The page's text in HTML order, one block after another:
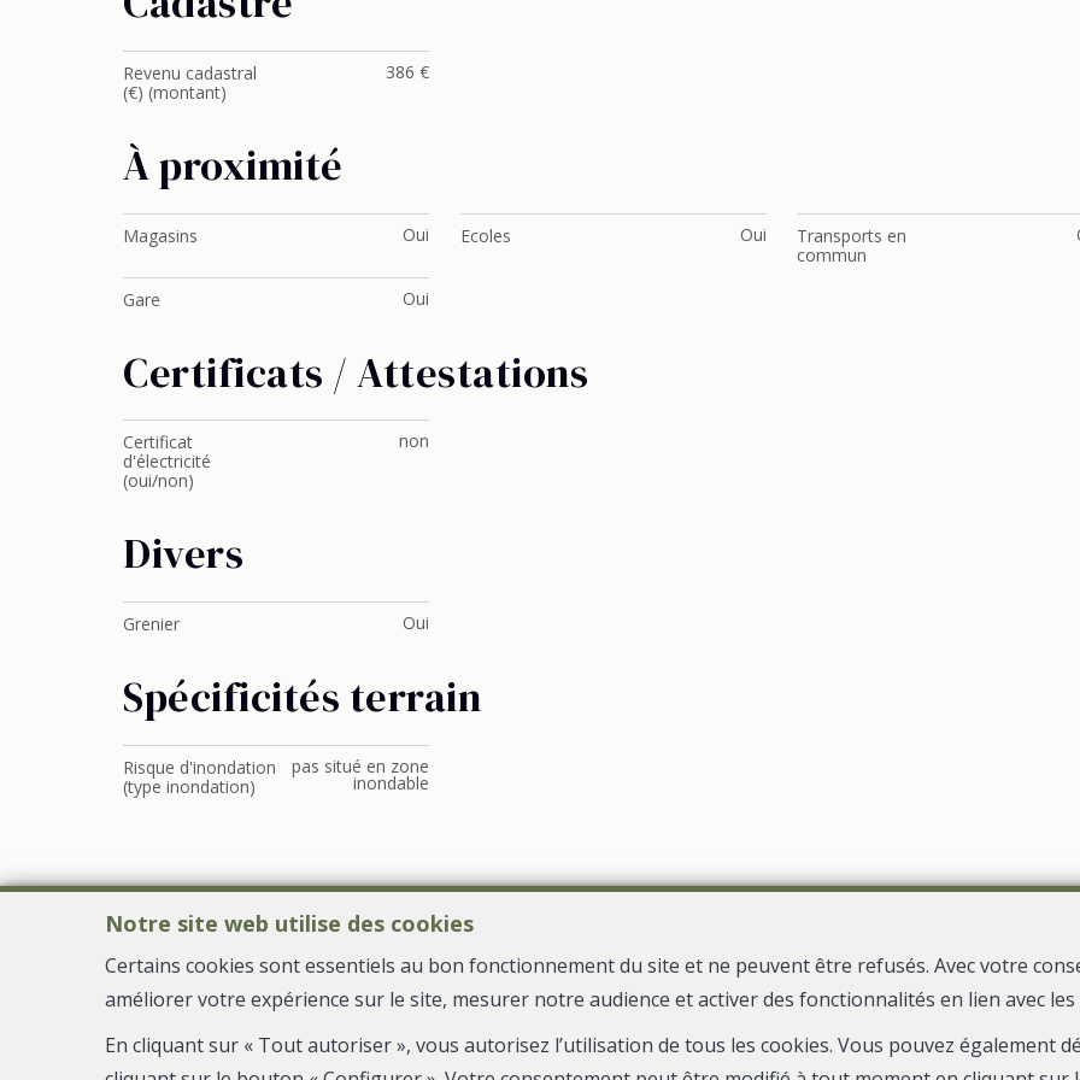
Revenu cadastral
(€) (montant)
386 €
À proximité
Magasins Oui Ecoles Oui
Transports en
commun
Gare Oui
Certificats / Attestations
Certificat
d'électricité
(oui/non)
non
Divers
Grenier Oui
Spécificités terrain
Risque d'inondation
(type inondation)
pas situé en zone
inondable
Notre site web utilise des cookies
Certains cookies sont essentiels au bon fonctionnement du site et ne peuvent être refusés. Avec votre
améliorer votre expérience sur le site, mesurer notre audience et activer des fonctionnalités en lien avec les
En cliquant sur « Tout autoriser », vous autorisez l’utilisation de tous les cookies. Vous pouvez également
L'Agence par Pauline Moreaux—Place Roi Albert 31—6660
TEL.0488932432 pauline@lagenceimmo.be